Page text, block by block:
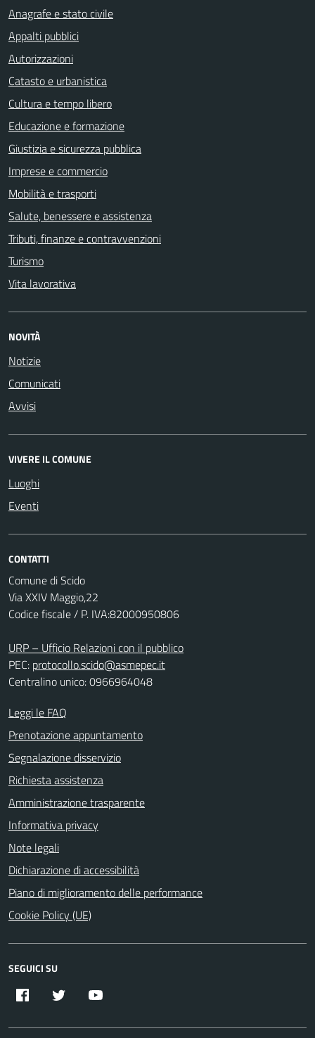
Anagrafe e stato civile
Appalti pubblici
Autorizzazioni
Catasto e urbanistica
Cultura e tempo libero
Educazione e formazione
Giustizia e sicurezza pubblica
Imprese e commercio
Mobilità e trasporti
Salute, benessere e assistenza
Tributi, finanze e contravvenzioni
Turismo
Vita lavorativa
NOVITÀ
Notizie
Comunicati
Avvisi
VIVERE IL COMUNE
Luoghi
Eventi
CONTATTI
Comune di Scido
Via XXIV Maggio,22
Codice fiscale / P. IVA:82000950806
URP – Ufficio Relazioni con il pubblico
PEC: protocollo.scido@asmepec.it
Centralino unico: 0966964048
Leggi le FAQ
Prenotazione appuntamento
Segnalazione disservizio
Richiesta assistenza
Amministrazione trasparente
Informativa privacy
Note legali
Dichiarazione di accessibilità
Piano di miglioramento delle performance
Cookie Policy (UE)
SEGUICI SU
Facebook Twitter